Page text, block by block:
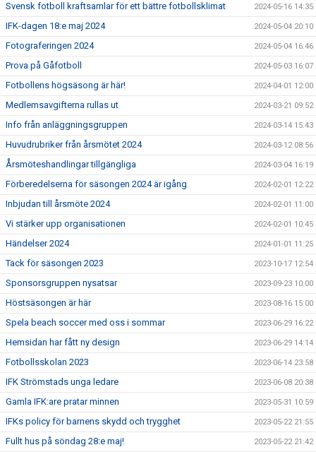
Svensk fotboll kraftsamlar för ett bättre fotbollsklimat 2024-05-16 14:35
IFK-dagen 18:e maj 2024 2024-05-04 20:10
Fotograferingen 2024 2024-05-04 16:46
Prova på Gåfotboll 2024-05-03 16:07
Fotbollens högsäsong är här! 2024-04-01 12:00
Medlemsavgifterna rullas ut 2024-03-21 09:52
Info från anläggningsgruppen 2024-03-14 15:43
Huvudrubriker från årsmötet 2024 2024-03-12 08:56
Årsmöteshandlingar tillgängliga 2024-03-04 16:19
Förberedelserna för säsongen 2024 är igång 2024-02-01 12:22
Inbjudan till årsmöte 2024 2024-02-01 11:00
Vi stärker upp organisationen 2024-02-01 10:45
Händelser 2024 2024-01-01 11:25
Tack för säsongen 2023 2023-10-17 12:54
Sponsorsgruppen nysatsar 2023-09-23 10:00
Höstsäsongen är här 2023-08-16 15:00
Spela beach soccer med oss i sommar 2023-06-29 16:22
Hemsidan har fått ny design 2023-06-29 14:14
Fotbollsskolan 2023 2023-06-14 23:58
IFK Strömstads unga ledare 2023-06-08 20:38
Gamla IFK:are pratar minnen 2023-05-31 10:59
IFKs policy för barnens skydd och trygghet 2023-05-22 21:55
Fullt hus på söndag 28:e maj! 2023-05-22 21:42